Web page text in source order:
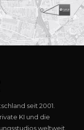
seit 2001.
KI und die
weltweit.